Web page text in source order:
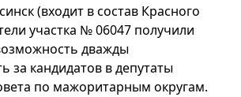
(входит в состав Красного
участка № 06047 получили
дважды
за кандидатов в депутаты
по мажоритарным округам.